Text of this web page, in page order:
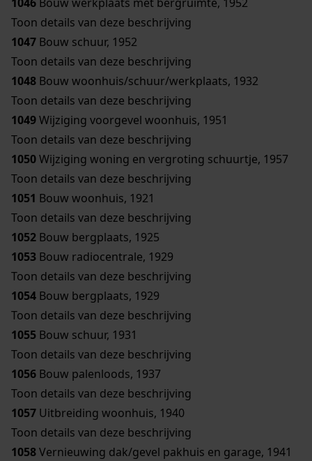
Toon details van deze beschrijving
1047 Bouw schuur, 1952
Toon details van deze beschrijving
1048 Bouw woonhuis/schuur/werkplaats, 1932
Toon details van deze beschrijving
1049Wijziging voorgevel woonhuis, 1951
Toon details van deze beschrijving
1050Wijziging woning en vergroting schuurtje, 1957
Toon details van deze beschrijving
1051 Bouw woonhuis, 1921
Toon details van deze beschrijving
1052 Bouw bergplaats, 1925
1053 Bouw radiocentrale, 1929
Toon details van deze beschrijving
1054 Bouw bergplaats, 1929
Toon details van deze beschrijving
1055 Bouw schuur, 1931
Toon details van deze beschrijving
1056 Bouw palenloods, 1937
Toon details van deze beschrijving
1057 Uitbreiding woonhuis, 1940
Toon details van deze beschrijving
1058Vernieuwing dak/gevel pakhuis en garage, 1941